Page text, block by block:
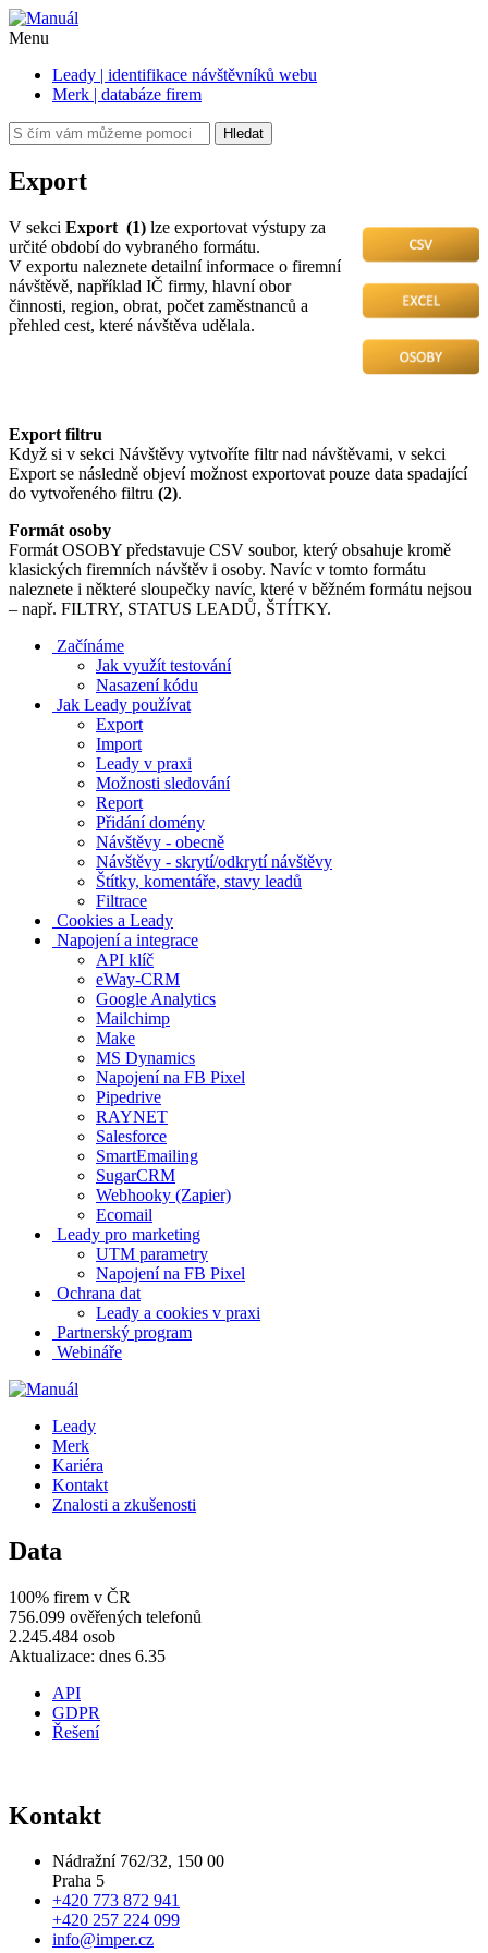
Menu
Leady | identifikace návštěvníků webu
Merk | databáze firem
Hledat
Export
V sekci Export (1) lze exportovat výstupy za
určité období do vybraného formátu.
V exportu naleznete detailní informace o firemní
návštěvě, například IČ firmy, hlavní obor
činnosti, region, obrat, počet zaměstnanců a
přehled cest, které návštěva udělala.
Export filtru
Když si v sekci Návštěvy vytvoříte filtr nad návštěvami, v sekci
Export se následně objeví možnost exportovat pouze data spadající
do vytvořeného filtru (2).
Formát osoby
Formát OSOBY představuje CSV soubor, který obsahuje kromě
klasických firemních návštěv i osoby. Navíc v tomto formátu
naleznete i některé sloupečky navíc, které v běžném formátu nejsou
– např. FILTRY, STATUS LEADŮ, ŠTÍTKY.
Začínáme
Jak využít testování
Nasazení kódu
Jak Leady používat
Export
Import
Leady v praxi
Možnosti sledování
Report
Přidání domény
Návštěvy - obecně
Návštěvy - skrytí/odkrytí návštěvy
Štítky, komentáře, stavy leadů
Filtrace
Cookies a Leady
Napojení a integrace
API klíč
eWay-CRM
Google Analytics
Mailchimp
Make
MS Dynamics
Napojení na FB Pixel
Pipedrive
RAYNET
Salesforce
SmartEmailing
SugarCRM
Webhooky (Zapier)
Ecomail
Leady pro marketing
UTM parametry
Napojení na FB Pixel
Ochrana dat
Leady a cookies v praxi
Partnerský program
Webináře
Leady
Merk
Kariéra
Kontakt
Znalosti a zkušenosti
Data
100% firem v ČR
756.099 ověřených telefonů
2.245.484 osob
Aktualizace: dnes 6.35
API
GDPR
Řešení
Kontakt
Nádražní 762/32, 150 00
Praha 5
+420 773 872 941
+420 257 224 099
info@imper.cz